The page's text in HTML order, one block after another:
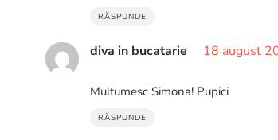
RĂSPUNDE
diva in bucatarie 18 august
Multumesc Simona! Pupici
RĂSPUNDE